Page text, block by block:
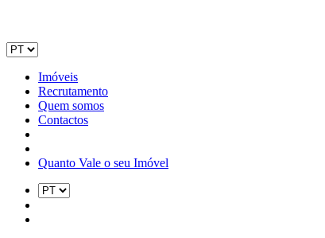
Imóveis
Recrutamento
Quem somos
Contactos
Quanto Vale o seu Imóvel